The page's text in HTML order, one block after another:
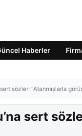
Haberler
sözler: “Atanmışlarla
sert